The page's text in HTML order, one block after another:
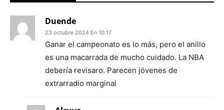
Duende
23 octubre 2024 En 10:17
Ganar el campeonato es lo más, pero el anillo
es una macarrada de mucho cuidado. La NBA
debería revisaro. Parecen jóvenes de
extrarradio marginal